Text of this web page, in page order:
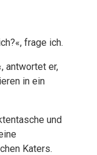
frage ich.
antwortet er,
in ein
und
Katers.